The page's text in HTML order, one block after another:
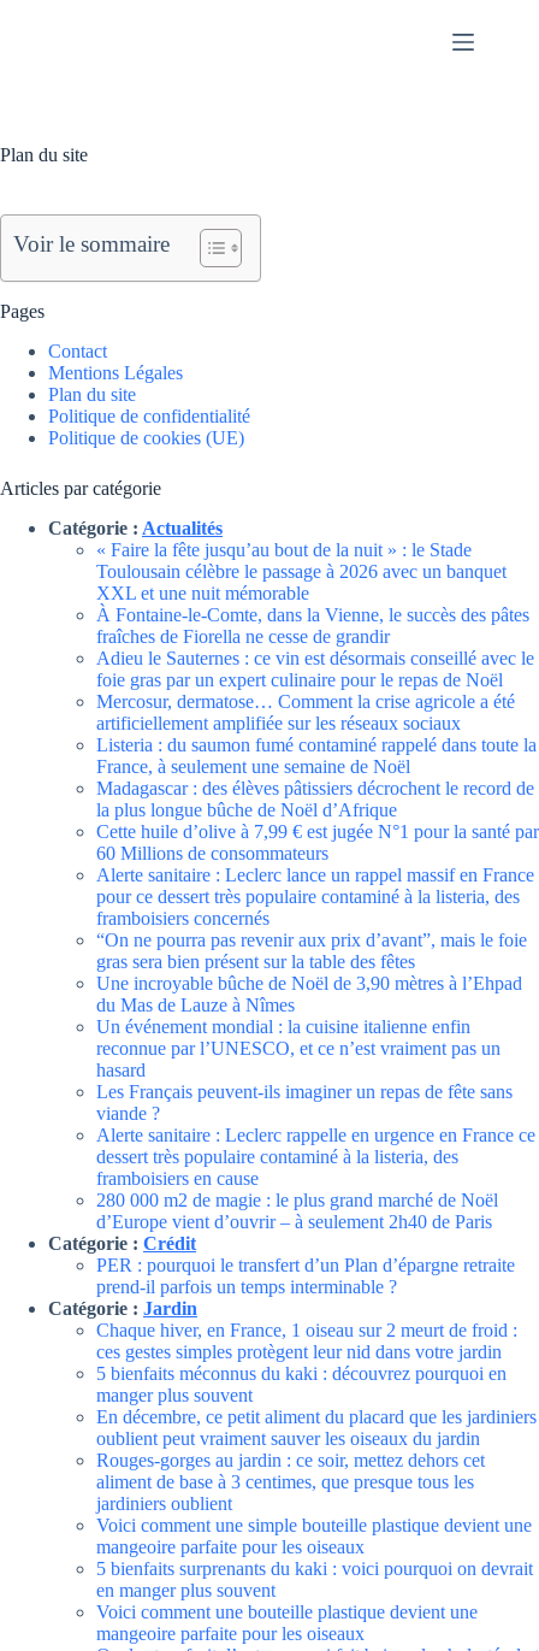
Plan du site
Voir le sommaire
Pages
Contact
Mentions Légales
Plan du site
Politique de confidentialité
Politique de cookies (UE)
Articles par catégorie
Catégorie : Actualités
« Faire la fête jusqu’au bout de la nuit » : le Stade
Toulousain célèbre le passage à 2026 avec un banquet
XXL et une nuit mémorable
À Fontaine-le-Comte, dans la Vienne, le succès des pâtes
fraîches de Fiorella ne cesse de grandir
Adieu le Sauternes : ce vin est désormais conseillé avec le
foie gras par un expert culinaire pour le repas de Noël
Mercosur, dermatose… Comment la crise agricole a été
artificiellement amplifiée sur les réseaux sociaux
Listeria : du saumon fumé contaminé rappelé dans toute la
France, à seulement une semaine de Noël
Madagascar : des élèves pâtissiers décrochent le record de
la plus longue bûche de Noël d’Afrique
Cette huile d’olive à 7,99 € est jugée N°1 pour la santé par
60 Millions de consommateurs
Alerte sanitaire : Leclerc lance un rappel massif en France
pour ce dessert très populaire contaminé à la listeria, des
framboisiers concernés
“On ne pourra pas revenir aux prix d’avant”, mais le foie
gras sera bien présent sur la table des fêtes
Une incroyable bûche de Noël de 3,90 mètres à l’Ehpad
du Mas de Lauze à Nîmes
Un événement mondial : la cuisine italienne enfin
reconnue par l’UNESCO, et ce n’est vraiment pas un
hasard
Les Français peuvent-ils imaginer un repas de fête sans
viande ?
Alerte sanitaire : Leclerc rappelle en urgence en France ce
dessert très populaire contaminé à la listeria, des
framboisiers en cause
280 000 m2 de magie : le plus grand marché de Noël
d’Europe vient d’ouvrir – à seulement 2h40 de Paris
Catégorie : Crédit
PER : pourquoi le transfert d’un Plan d’épargne retraite
prend-il parfois un temps interminable ?
Catégorie : Jardin
Chaque hiver, en France, 1 oiseau sur 2 meurt de froid :
ces gestes simples protègent leur nid dans votre jardin
5 bienfaits méconnus du kaki : découvrez pourquoi en
manger plus souvent
En décembre, ce petit aliment du placard que les jardiniers
oublient peut vraiment sauver les oiseaux du jardin
Rouges-gorges au jardin : ce soir, mettez dehors cet
aliment de base à 3 centimes, que presque tous les
jardiniers oublient
Voici comment une simple bouteille plastique devient une
mangeoire parfaite pour les oiseaux
5 bienfaits surprenants du kaki : voici pourquoi on devrait
en manger plus souvent
Voici comment une bouteille plastique devient une
mangeoire parfaite pour les oiseaux